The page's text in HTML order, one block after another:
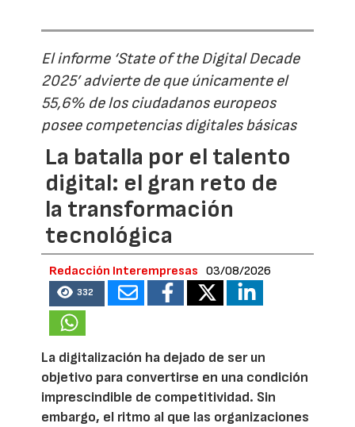
El informe ‘State of the Digital Decade
2025’ advierte de que únicamente el
55,6% de los ciudadanos europeos
posee competencias digitales básicas
La batalla por el talento
digital: el gran reto de
la transformación
tecnológica
Redacción Interempresas 03/08/2026
332
La digitalización ha dejado de ser un
objetivo para convertirse en una condición
imprescindible de competitividad. Sin
embargo, el ritmo al que las organizaciones